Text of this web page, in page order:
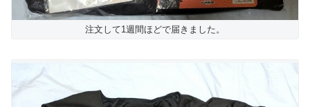
注文して1週間ほどで届きました。